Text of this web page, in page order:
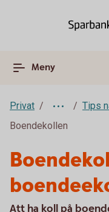
Meny
Privat
Tips
Boendekollen
Att ha koll på